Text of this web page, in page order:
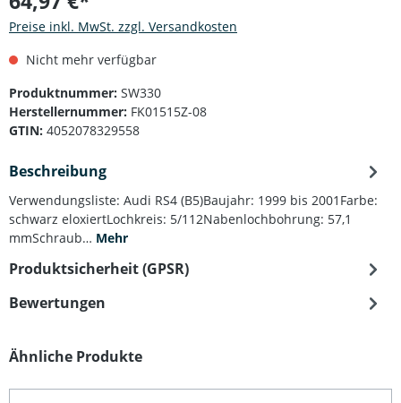
Preise inkl. MwSt. zzgl. Versandkosten
Nicht mehr verfügbar
Produktnummer: SW330
Herstellernummer: FK01515Z-08
GTIN: 4052078329558
Beschreibung
Verwendungsliste: Audi RS4 (B5)Baujahr: 1999 bis 2001Farbe:
schwarz eloxiertLochkreis: 5/112Nabenlochbohrung: 57,1
mmSchraub… Mehr
Produktsicherheit (GPSR)
Bewertungen
Produktgalerie überspringen
Ähnliche Produkte